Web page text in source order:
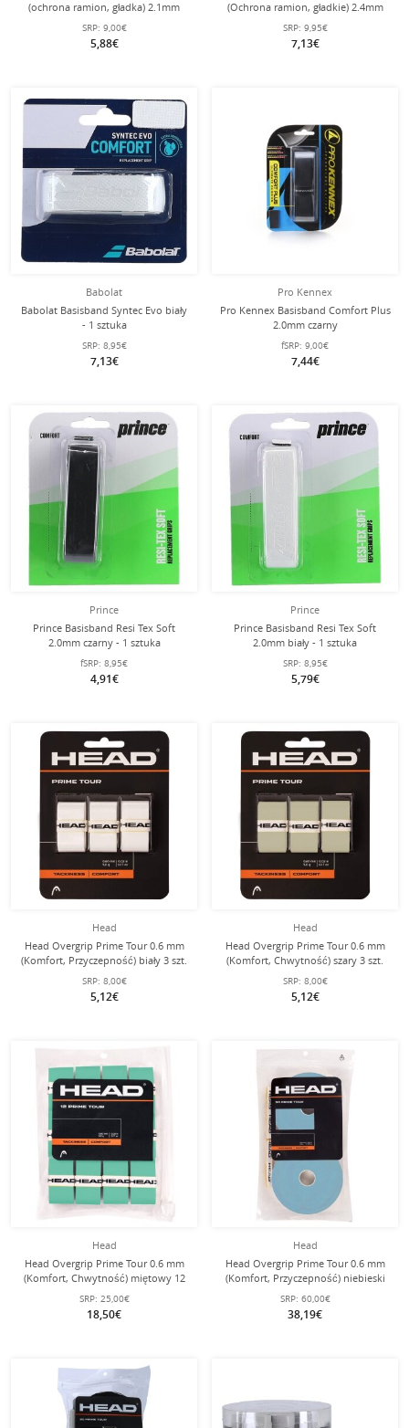
(ochrona ramion, gładka) 2.1mm
biały
SRP: 9,00€
5,88€
(Ochrona ramion, gładkie) 2.4mm
białe
SRP: 9,95€
7,13€
Babolat
Babolat Basisband Syntec Evo biały
- 1 sztuka
SRP: 8,95€
7,13€
Pro Kennex
Pro Kennex Basisband Comfort Plus
2.0mm czarny
fSRP: 9,00€
7,44€
Prince
Prince Basisband Resi Tex Soft
2.0mm czarny - 1 sztuka
fSRP: 8,95€
4,91€
Prince
Prince Basisband Resi Tex Soft
2.0mm biały - 1 sztuka
SRP: 8,95€
5,79€
Head
Head Overgrip Prime Tour 0.6 mm
(Komfort, Przyczepność) biały 3 szt.
SRP: 8,00€
5,12€
Head
Head Overgrip Prime Tour 0.6 mm
(Komfort, Chwytność) szary 3 szt.
SRP: 8,00€
5,12€
Head
Head Overgrip Prime Tour 0.6 mm
(Komfort, Chwytność) miętowy 12
sztuk w opakowaniu
SRP: 25,00€
18,50€
Head
Head Overgrip Prime Tour 0.6 mm
(Komfort, Przyczepność) niebieski
30 sztuk w opakowaniu
SRP: 60,00€
38,19€